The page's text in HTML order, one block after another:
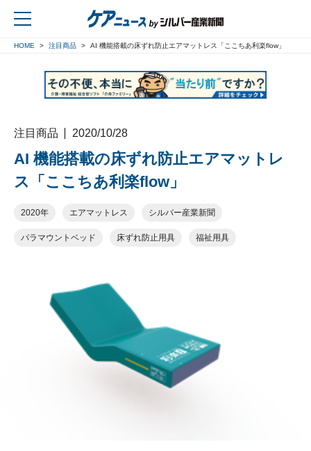
HOME 注目商品 AI 機能搭載の床ずれ防止エアマットレス「ここちあ利楽flow」
注目商品 2020/10/28
AI 機能搭載の床ずれ防止エアマットレ
ス「ここちあ利楽flow」
2020年 エアマットレス シルバー産業新聞
パラマウントベッド 床ずれ防止用具 福祉用具